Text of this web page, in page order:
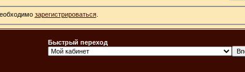
зарегистрироваться.
Быстрый переход